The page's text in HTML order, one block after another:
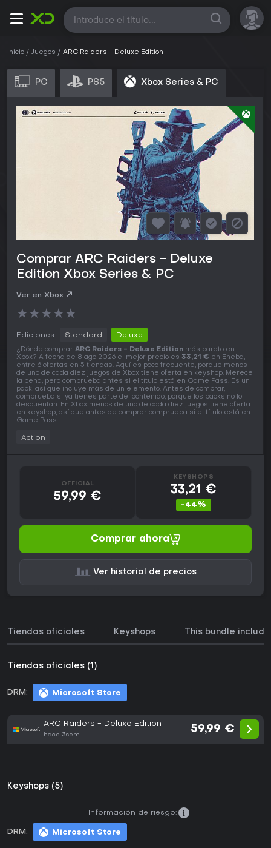
Todas
Inicio Juegos ARC Raiders - Deluxe Edition
PC PS5 Xbox Series & PC
Comprar ARC Raiders - Deluxe
Edition Xbox Series & PC
Ver en Xbox
★★★★★
Ediciones: Standard Deluxe
¿Dónde comprar ARC Raiders - Deluxe Edition más barato en
Xbox? A fecha de 8 ago 2026 el mejor precio es 33,21 € en Eneba,
entre 6 ofertas en 5 tiendas. Aquí es poco frecuente, porque menos
de uno de cada diez juegos de Xbox tiene oferta en keyshop. Merece
la pena, pero comprueba antes si el título está en Game Pass. Es un
pack, así que incluye más de un elemento. Antes de comprar,
comprueba si ya tienes parte del contenido, porque los packs no lo
descuentan. En Xbox menos de uno de cada diez juegos tiene oferta
en keyshop, así que antes de comprar comprueba si el título está en
Game Pass.
Action
OFFICIAL
59,99 €
KEYSHOPS
33,21 €
-44%
Comprar ahora
Ver historial de precios
Tiendas oficiales Keyshops This bundle
Tiendas oficiales (1)
DRM: Microsoft Store
ARC Raiders - Deluxe Edition
hace 3sem
59,99 €
Keyshops (5)
DRM: Microsoft Store
Información de riesgo: